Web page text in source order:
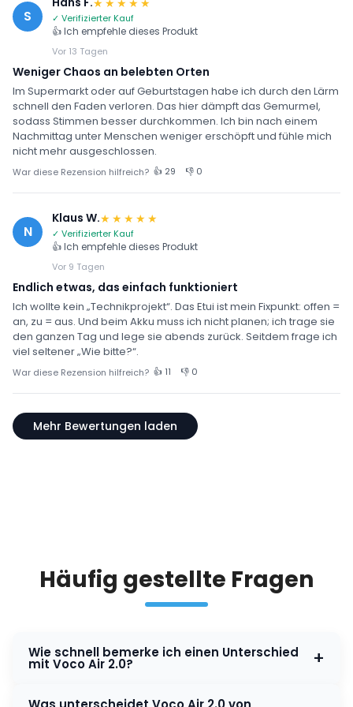
S
★★★★★
✓ Verifizierter Kauf
👍 Ich empfehle dieses Produkt
Vor 13 Tagen
Weniger Chaos an belebten Orten
Im Supermarkt oder auf Geburtstagen habe ich durch den Lärm
schnell den Faden verloren. Das hier dämpft das Gemurmel,
sodass Stimmen besser durchkommen. Ich bin nach einem
Nachmittag unter Menschen weniger erschöpft und fühle mich
nicht mehr ausgeschlossen.
War diese Rezension hilfreich? 👍 29 👎 0
N
Klaus W.★★★★★
✓ Verifizierter Kauf
👍 Ich empfehle dieses Produkt
Vor 9 Tagen
Endlich etwas, das einfach funktioniert
Ich wollte kein „Technikprojekt“. Das Etui ist mein Fixpunkt: offen =
an, zu = aus. Und beim Akku muss ich nicht planen; ich trage sie
den ganzen Tag und lege sie abends zurück. Seitdem frage ich
viel seltener „Wie bitte?“.
War diese Rezension hilfreich? 👍 11 👎 0
Mehr Bewertungen laden
Häufig gestellte Fragen
Wie schnell bemerke ich einen Unterschied
mit Voco Air 2.0? +